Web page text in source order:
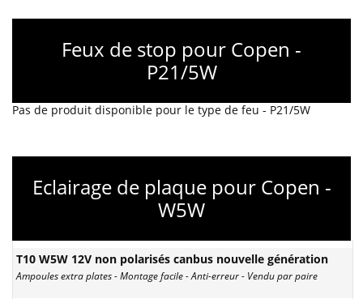
Feux de stop pour Copen -
P21/5W
Pas de produit disponible pour le type de feu - P21/5W
Eclairage de plaque pour Copen -
W5W
T10 W5W 12V non polarisés canbus nouvelle génération
Ampoules extra plates - Montage facile - Anti-erreur - Vendu par paire